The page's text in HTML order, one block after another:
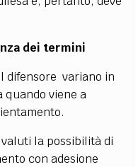
dei termini
difensore variano in
quando viene a
la possibilità di
con adesione